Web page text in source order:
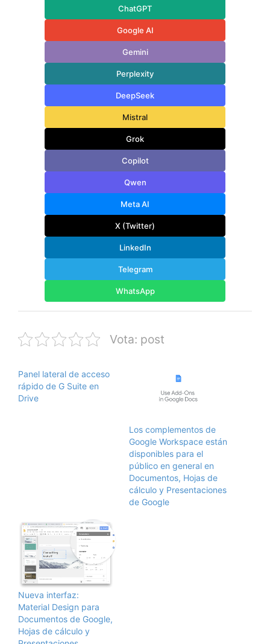
ChatGPT
Google AI
Gemini
Perplexity
DeepSeek
Mistral
Grok
Copilot
Qwen
Meta AI
X (Twitter)
LinkedIn
Telegram
WhatsApp
Vota: post
Panel lateral de acceso
rápido de G Suite en
Drive
Los complementos de
Google Workspace están
disponibles para el
público en general en
Documentos, Hojas de
cálculo y Presentaciones
de Google
Nueva interfaz:
Material Design para
Documentos de Google,
Hojas de cálculo y